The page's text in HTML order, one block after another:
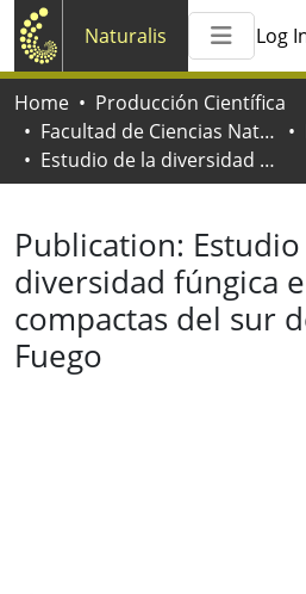
Naturalis
All
Log
Home
Producción Científica
Facultad de Ciencias Naturales y Museo
Estudio de la diversidad fúngica en turberas compactas del sur de Tierra del Fuego
Publication:
diversidad fúngica
compactas del sur
Fuego